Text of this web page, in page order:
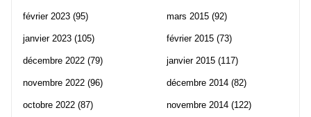
février 2023 (95)
janvier 2023 (105)
décembre 2022 (79)
novembre 2022 (96)
octobre 2022 (87)
mars 2015 (92)
février 2015 (73)
janvier 2015 (117)
décembre 2014 (82)
novembre 2014 (122)